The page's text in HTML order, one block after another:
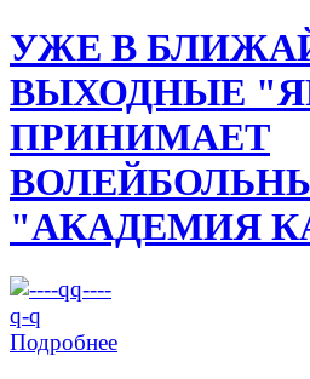
УЖЕ В
ВЫХОДНЫЕ
ПРИНИМАЕТ
"АКАДЕМИЯ
Подробнее